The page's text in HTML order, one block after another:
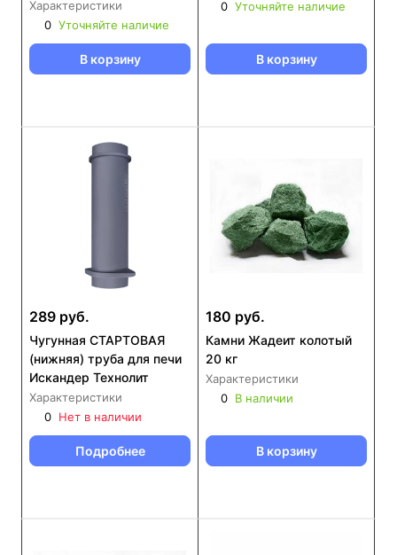
Характеристики
0 Уточняйте наличие
В корзину
0 Уточняйте наличие
В корзину
289 руб.
Чугунная СТАРТОВАЯ
(нижняя) труба для печи
Искандер Технолит
Характеристики
0 Нет в наличии
Подробнее
180 руб.
Камни Жадеит колотый
20 кг
Характеристики
0 В наличии
В корзину